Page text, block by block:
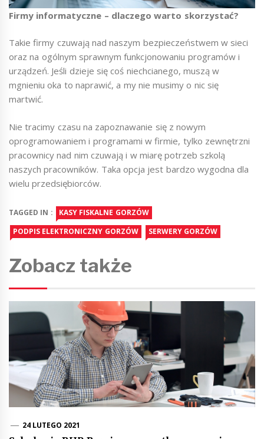
Firmy informatyczne – dlaczego warto skorzystać?
Takie firmy czuwają nad naszym bezpieczeństwem w sieci
oraz na ogólnym sprawnym funkcjonowaniu programów i
urządzeń. Jeśli dzieje się coś niechcianego, muszą w
mgnieniu oka to naprawić, a my nie musimy o nic się
martwić.
Nie tracimy czasu na zapoznawanie się z nowym
oprogramowaniem i programami w firmie, tylko zewnętrzni
pracownicy nad nim czuwają i w miarę potrzeb szkolą
naszych pracowników. Taka opcja jest bardzo wygodna dla
wielu przedsiębiorców.
TAGGED IN :
KASY FISKALNE GORZÓW
PODPIS ELEKTRONICZNY GORZÓW
SERWERY GORZÓW
Zobacz także
24 LUTEGO 2021